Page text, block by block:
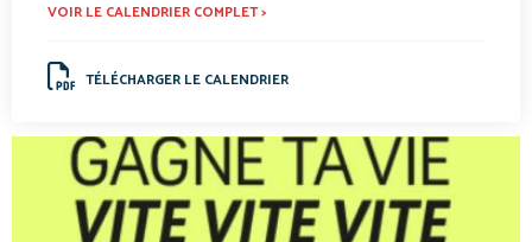
VOIR LE CALENDRIER COMPLET >
TÉLÉCHARGER LE CALENDRIER